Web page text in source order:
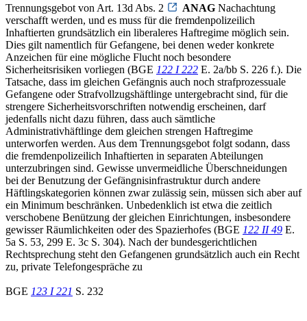
Trennungsgebot von Art. 13d Abs. 2
ANAG Nachachtung
verschafft werden, und es muss für die fremdenpolizeilich
Inhaftierten grundsätzlich ein liberaleres Haftregime möglich sein.
Dies gilt namentlich für Gefangene, bei denen weder konkrete
Anzeichen für eine mögliche Flucht noch besondere
Sicherheitsrisiken vorliegen (BGE 122 I 222 E. 2a/bb S. 226 f.). Die
Tatsache, dass im gleichen Gefängnis auch noch strafprozessuale
Gefangene oder Strafvollzugshäftlinge untergebracht sind, für die
strengere Sicherheitsvorschriften notwendig erscheinen, darf
jedenfalls nicht dazu führen, dass auch sämtliche
Administrativhäftlinge dem gleichen strengen Haftregime
unterworfen werden. Aus dem Trennungsgebot folgt sodann, dass
die fremdenpolizeilich Inhaftierten in separaten Abteilungen
unterzubringen sind. Gewisse unvermeidliche Überschneidungen
bei der Benutzung der Gefängnisinfrastruktur durch andere
Häftlingskategorien können zwar zulässig sein, müssen sich aber auf
ein Minimum beschränken. Unbedenklich ist etwa die zeitlich
verschobene Benützung der gleichen Einrichtungen, insbesondere
gewisser Räumlichkeiten oder des Spazierhofes (BGE 122 II 49 E.
5a S. 53, 299 E. 3c S. 304). Nach der bundesgerichtlichen
Rechtsprechung steht den Gefangenen grundsätzlich auch ein Recht
zu, private Telefongespräche zu
BGE 123 I 221 S. 232